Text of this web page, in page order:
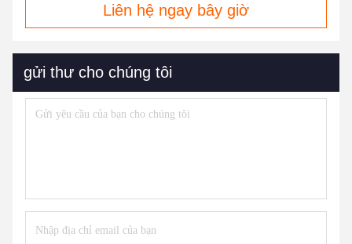
Liên hệ ngay bây giờ
gửi thư cho chúng tôi